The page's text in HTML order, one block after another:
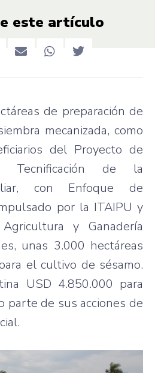
este artículo
de preparación de
mecanizada, como
del Proyecto de
Tecnificación de la
con Enfoque de
por la ITAIPU y
y Ganadería
unas 3.000 hectáreas
el cultivo de sésamo.
USD 4.850.000 para
parte de sus acciones de